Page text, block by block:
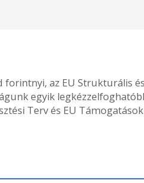
forintnyi, az EU Strukturális
egyik
Terv és EU